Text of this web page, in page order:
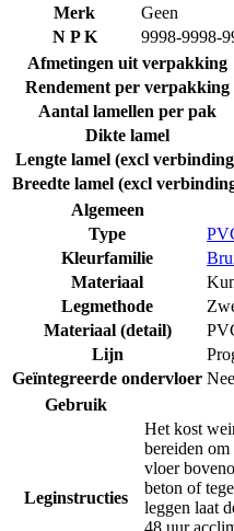
Merk
Geen
N P K
9998-9998-
Afmetingen uit verpakking
Rendement per verpakking
Aantal lamellen per pak
Dikte lamel
Lengte lamel (excl
Breedte lamel (excl
Algemeen
Type
Kleurfamilie
Materiaal
Legmethode
Materiaal (detail)
Lijn
Geïntegreerde ondervloer Nee
Gebruik
Leginstructies
Het kost
bereiden
vloer
beton of
leggen laat